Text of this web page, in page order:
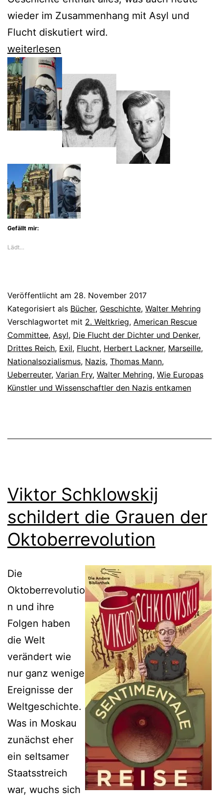
wieder im Zusammenhang mit Asyl und
Flucht diskutiert wird.
Herbert
Lackner
ruft
die
Flucht
vor
Nazis
ins
Gedächtnis
weiterlesen
Gefällt mir:
Lädt…
Veröffentlicht am 28. November 2017
Kategorisiert als Bücher, Geschichte, Walter Mehring
Verschlagwortet mit 2. Weltkrieg, American Rescue
Committee, Asyl, Die Flucht der Dichter und Denker,
Drittes Reich, Exil, Flucht, Herbert Lackner, Marseille,
Nationalsozialismus, Nazis, Thomas Mann,
Ueberreuter, Varian Fry, Walter Mehring, Wie Europas
Künstler und Wissenschaftler den Nazis entkamen
Viktor Schklowskij
schildert die Grauen der
Oktoberrevolution
Die
Oktoberrevolutio
n und ihre
Folgen haben
die Welt
verändert wie
nur ganz wenige
Ereignisse der
Weltgeschichte.
Was in Moskau
zunächst eher
ein seltsamer
Staatsstreich
war, wuchs sich